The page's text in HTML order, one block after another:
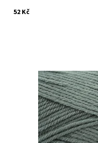
52 Kč
Dostupnost:
Skladem 3 ks
HE 70026